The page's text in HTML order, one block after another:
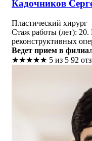
Кадочников
Пластический хирург
Стаж работы (лет): 20.
реконструктивных
Ведет прием в
★★★★★ 5 из 5 92